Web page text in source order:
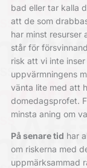
bad eller tar kalla
att de som
har minst resurser
står för
risk att vi inte
uppvärmningens
vänta lite med att
domedagsprofet.
minsta aning om
På senare tid har
om riskerna med
uppmärksammad